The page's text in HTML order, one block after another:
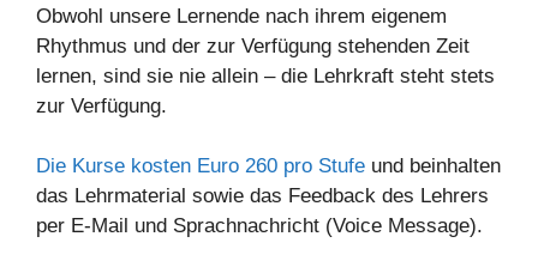
Obwohl unsere Lernende nach ihrem eigenem
Rhythmus und der zur Verfügung stehenden Zeit
lernen, sind sie nie allein – die Lehrkraft steht stets
zur Verfügung.
Die Kurse kosten Euro 260 pro Stufe und beinhalten
das Lehrmaterial sowie das Feedback des Lehrers
per E-Mail und Sprachnachricht (Voice Message).